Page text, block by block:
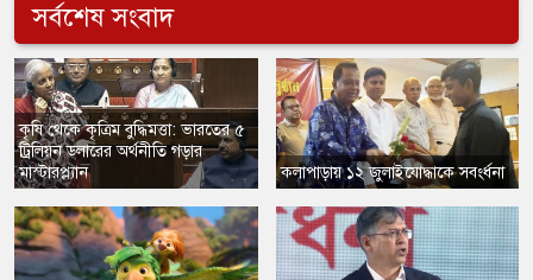
সর্বশেষ সংবাদ
কৃষি থেকে কৃত্রিম বুদ্ধিমত্তা: ভারতের ৫
ট্রিলিয়ন ডলারের অর্থনীতি গড়ার
মাস্টারপ্ল্যান
​কলাপাড়ায় ১২ জুলাইযোদ্ধাকে সবংর্ধনা